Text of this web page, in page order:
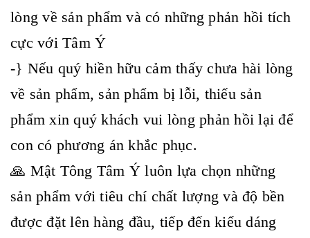
lòng về sản phẩm và có những phản hồi tích
cực với Tâm Ý
-} Nếu quý hiền hữu cảm thấy chưa hài lòng
về sản phẩm, sản phẩm bị lỗi, thiếu sản
phẩm xin quý khách vui lòng phản hồi lại để
con có phương án khắc phục.
🙏 Mật Tông Tâm Ý luôn lựa chọn những
sản phẩm với tiêu chí chất lượng và độ bền
được đặt lên hàng đầu, tiếp đến kiểu dáng